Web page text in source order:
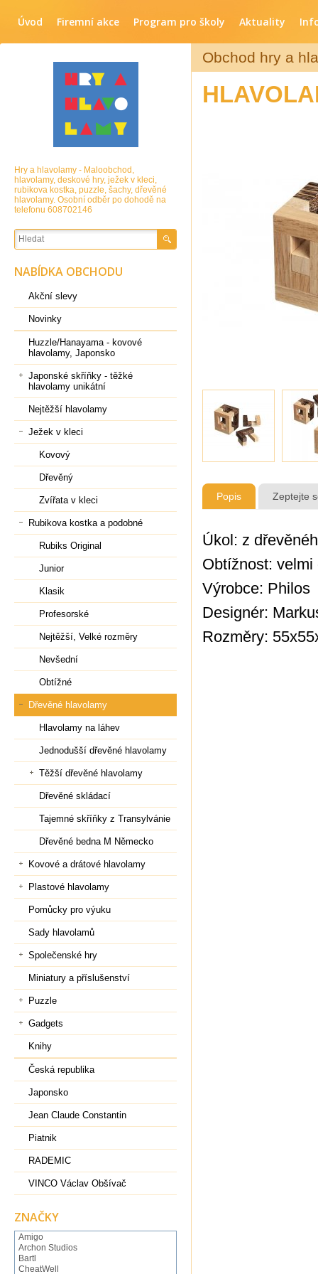
Úvod Firemní akce Program pro školy Aktuality
Obchod hry a
Popis Zeptejte
Úkol: z
Obtížnost: velmi
Výrobce: Philos
Designér:
Rozměry:
Hry a hlavolamy - Maloobchod,
hlavolamy, deskové hry, ježek v kleci,
rubikova kostka, puzzle, šachy, dřevěné
hlavolamy. Osobní odběr po dohodě na
telefonu 608702146
NABÍDKA OBCHODU
Akční slevy
Novinky
Huzzle/Hanayama - kovové
hlavolamy, Japonsko
Japonské skříňky - těžké
hlavolamy unikátní
Nejtěžší hlavolamy
Ježek v kleci
Kovový
Dřevěný
Zvířata v kleci
Rubikova kostka a podobné
Rubiks Original
Junior
Klasik
Profesorské
Nejtěžší, Velké rozměry
Nevšední
Obtížné
Dřevěné hlavolamy
Hlavolamy na láhev
Jednodušší dřevěné hlavolamy
Těžší dřevěné hlavolamy
Dřevěné skládací
Tajemné skříňky z Transylvánie
Dřevěné bedna M Německo
Kovové a drátové hlavolamy
Plastové hlavolamy
Pomůcky pro výuku
Sady hlavolamů
Společenské hry
Miniatury a příslušenství
Puzzle
Gadgets
Knihy
Česká republika
Japonsko
Jean Claude Constantin
Piatnik
RADEMIC
VINCO Václav Obšívač
ZNAČKY
Amigo
Archon Studios
Bartl
CheatWell